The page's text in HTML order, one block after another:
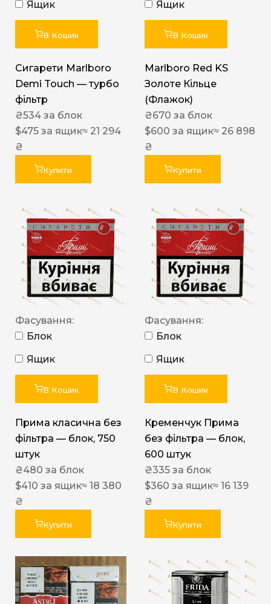
Ящик
В Кошик
Сигарети Marlboro
Demi Touch — турбо
фільтр
₴534 за блок
$475 за ящик≈ 21 294
₴
Купити
Ящик
В Кошик
Marlboro Red KS
Золоте Кільце
(Флажок)
₴670 за блок
$600 за ящик≈ 26 898
₴
Купити
Фасування:
Блок
Ящик
В Кошик
Прима класична без
фільтра — блок, 750
штук
₴480 за блок
$410 за ящик≈ 18 380
₴
Купити
Фасування:
Блок
Ящик
В Кошик
Кременчук Прима
без фільтра — блок,
600 штук
₴335 за блок
$360 за ящик≈ 16 139
₴
Купити